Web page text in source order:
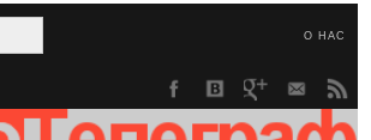
О НАС